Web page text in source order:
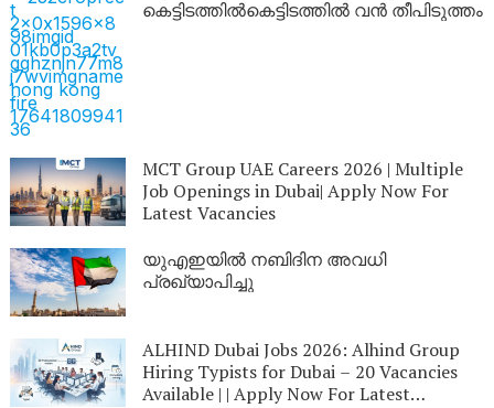
കെട്ടിടത്തിൽകെട്ടിടത്തിൽ വൻ തീപിടുത്തം
MCT Group UAE Careers 2026 | Multiple
Job Openings in Dubai| Apply Now For
Latest Vacancies
യുഎഇയില്‍ നബിദിന അവധി
പ്രഖ്യാപിച്ചു
ALHIND Dubai Jobs 2026: Alhind Group
Hiring Typists for Dubai – 20 Vacancies
Available | | Apply Now For Latest